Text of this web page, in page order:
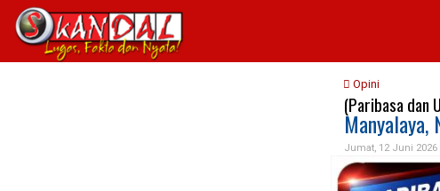
Opini
(Paribasa dan
Manyalaya,
Jumat, 12 Juni 2026